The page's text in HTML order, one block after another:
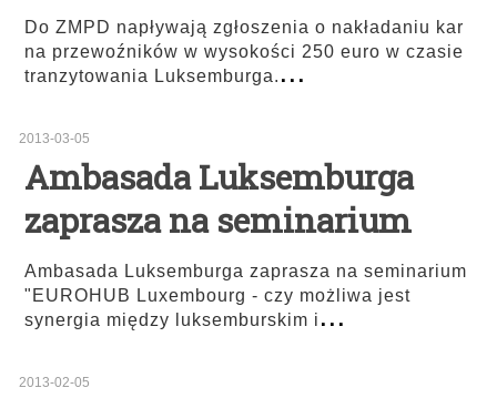
Do ZMPD napływają zgłoszenia o nakładaniu kar
na przewoźników w wysokości 250 euro w czasie
tranzytowania Luksemburga. ...
2013-03-05
Ambasada Luksemburga
zaprasza na seminarium
Ambasada Luksemburga zaprasza na seminarium
"EUROHUB Luxembourg - czy możliwa jest
synergia między luksemburskim i...
2013-02-05